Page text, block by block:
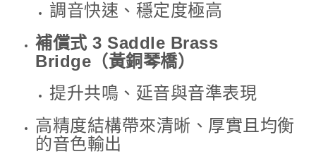
調音快速、穩定度極高
補償式 3 Saddle Brass
Bridge（黃銅琴橋）
提升共鳴、延音與音準表現
高精度結構帶來清晰、厚實且均衡
的音色輸出